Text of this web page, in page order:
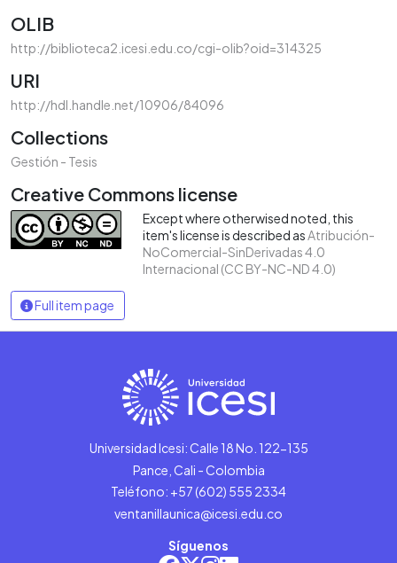
OLIB
http://biblioteca2.icesi.edu.co/cgi-olib?oid=314325
URI
http://hdl.handle.net/10906/84096
Collections
Gestión - Tesis
Creative Commons license
Except where otherwised noted, this
item's license is described asAtribución-
NoComercial-SinDerivadas 4.0
Internacional (CC BY-NC-ND 4.0)
Full item page
Universidad Icesi: Calle 18 No. 122-135
Pance, Cali - Colombia
Teléfono: +57 (602) 555 2334
ventanillaunica@icesi.edu.co
Síguenos